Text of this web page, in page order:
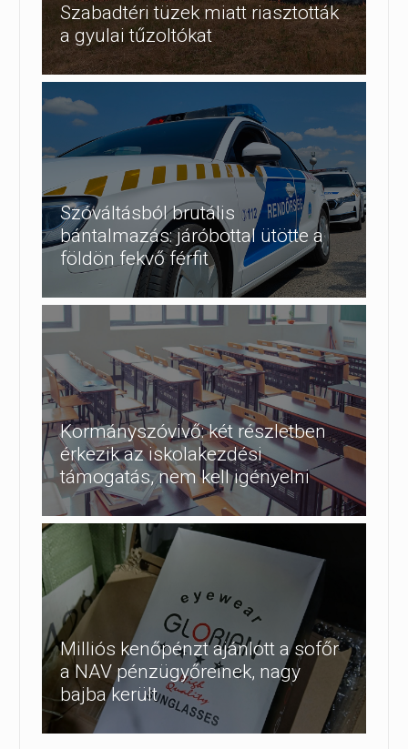
Szabadtéri tüzek miatt riasztották
a gyulai tűzoltókat
Szóváltásból brutális
bántalmazás: járóbottal ütötte a
földön fekvő férfit
Kormányszóvivő: két részletben
érkezik az iskolakezdési
támogatás, nem kell igényelni
Milliós kenőpénzt ajánlott a sofőr
a NAV pénzügyőreinek, nagy
bajba került